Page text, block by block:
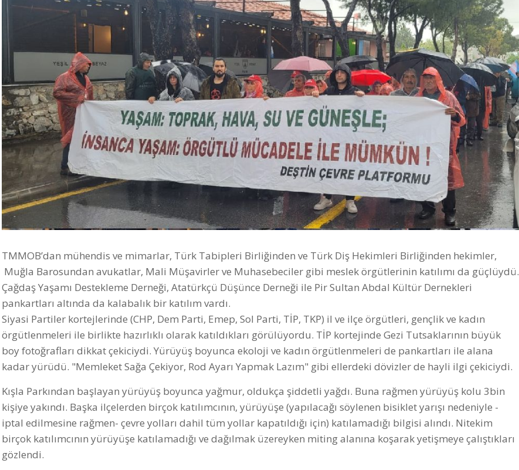
TMMOB’dan mühendis ve mimarlar, Türk Tabipleri Birliğinden ve Türk Diş Hekimleri Birliğinden hekimler,
Muğla Barosundan avukatlar, Mali Müşavirler ve Muhasebeciler gibi meslek örgütlerinin katılımı da güçlüydü.
Çağdaş Yaşamı Destekleme Derneği, Atatürkçü Düşünce Derneği ile Pir Sultan Abdal Kültür Dernekleri
pankartları altında da kalabalık bir katılım vardı.
Siyasi Partiler kortejlerinde (CHP, Dem Parti, Emep, Sol Parti, TİP, TKP) il ve ilçe örgütleri, gençlik ve kadın
örgütlenmeleri ile birlikte hazırlıklı olarak katıldıkları görülüyordu. TİP kortejinde Gezi Tutsaklarının büyük
boy fotoğrafları dikkat çekiciydi. Yürüyüş boyunca ekoloji ve kadın örgütlenmeleri de pankartları ile alana
kadar yürüdü. "Memleket Sağa Çekiyor, Rod Ayarı Yapmak Lazım" gibi ellerdeki dövizler de hayli ilgi çekiciydi.
Kışla Parkından başlayan yürüyüş boyunca yağmur, oldukça şiddetli yağdı. Buna rağmen yürüyüş kolu 3bin
kişiye yakındı. Başka ilçelerden birçok katılımcının, yürüyüşe (yapılacağı söylenen bisiklet yarışı nedeniyle -
iptal edilmesine rağmen- çevre yolları dahil tüm yollar kapatıldığı için) katılamadığı bilgisi alındı. Nitekim
birçok katılımcının yürüyüşe katılamadığı ve dağılmak üzereyken miting alanına koşarak yetişmeye çalıştıkları
gözlendi.